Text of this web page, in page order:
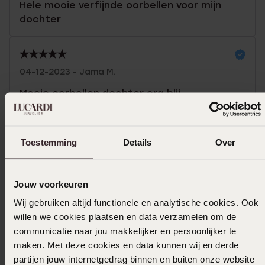
Toestemming Details Over
Jouw voorkeuren
Wij gebruiken altijd functionele en analytische cookies. Ook
willen we cookies plaatsen en data verzamelen om de
communicatie naar jou makkelijker en persoonlijker te
maken. Met deze cookies en data kunnen wij en derde
partijen jouw internetgedrag binnen en buiten onze website
Hele mooie verfijnde oorbellen voor mijn
dochter
04-12-2023 - Jama M.
Mooie oorbellen dochter erg blij
In winkelmand
Ook leuk voor jou